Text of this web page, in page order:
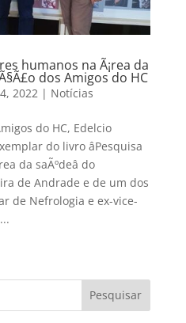
humanos na Ã¡rea da
dos Amigos do HC
2022 | Notícias
do HC, Edelcio
do livro âPesquisa
da saÃºdeâ do
de Andrade e de um dos
de Nefrologia e ex-vice-